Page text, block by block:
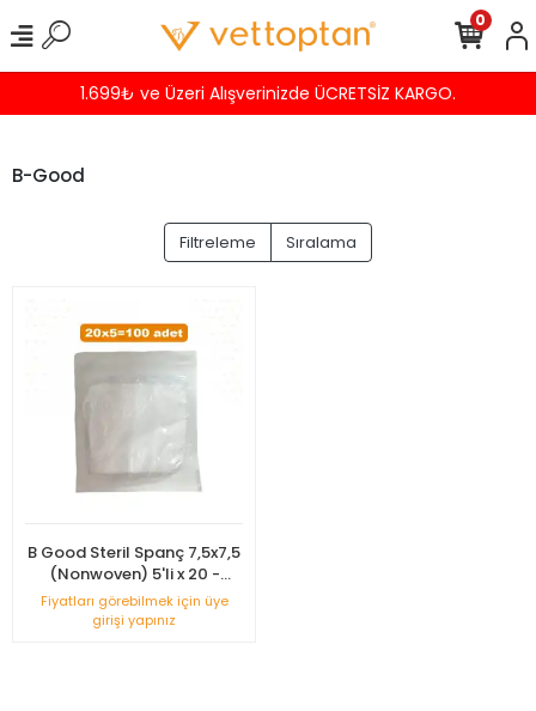
1.699₺ ve Üzeri Alışverinizde ÜCRETSİZ KARGO.
0
B-Good
Filtreleme Sıralama
B Good Steril Spanç 7,5x7,5
(Nonwoven) 5'li x 20 -
Kutusuz
Fiyatları görebilmek için üye
girişi yapınız